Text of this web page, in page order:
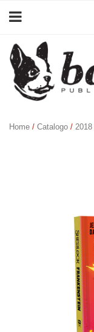
Home / Catalogo / 2018